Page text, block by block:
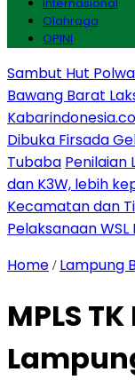
Olahraga
OPINI
Sambut Hut
Bawang Barat
Dibuka Firsada
Tubaba Penilaian
dan K3W, lebih
Kecamatan dan
Pelaksanaan WSL
Home / Lampung
MPLS